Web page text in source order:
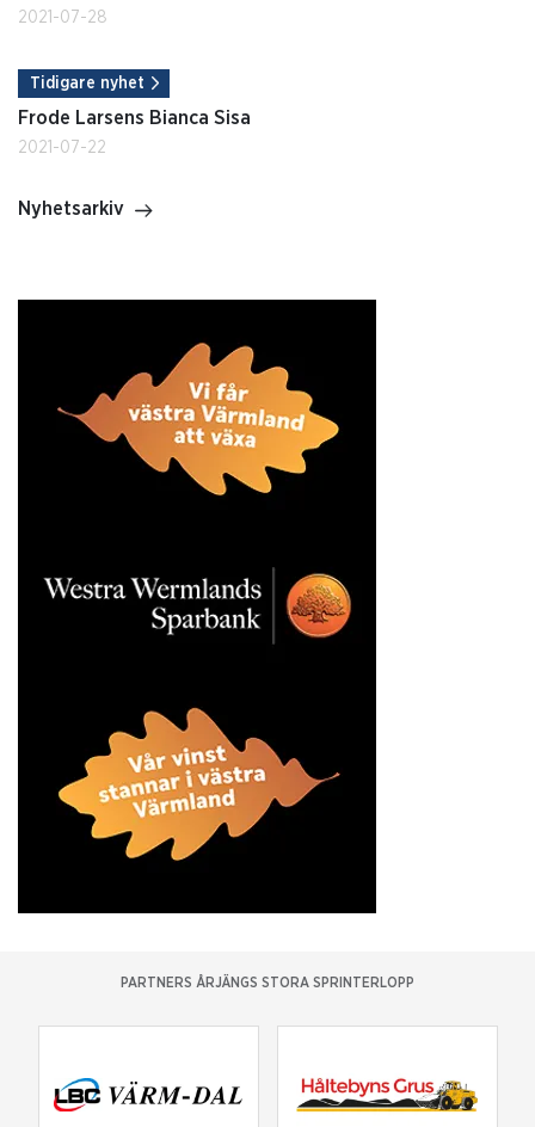
2021-07-28
Tidigare nyhet
Frode Larsens Bianca Sisa
2021-07-22
Nyhetsarkiv
PARTNERS ÅRJÄNGS STORA SPRINTERLOPP